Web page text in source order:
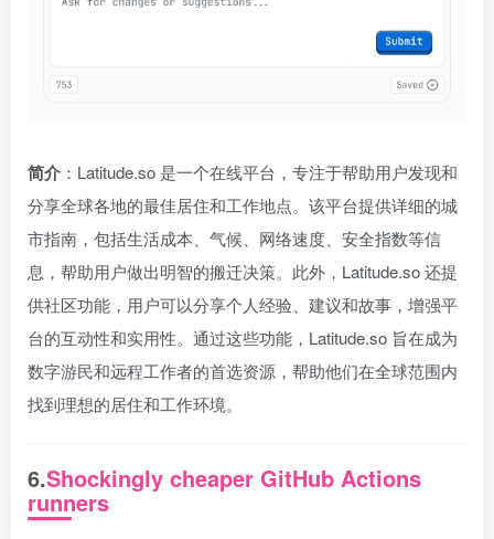
简介 ：Latitude.so 是一个在线平台，专注于帮助用户发现和
分享全球各地的最佳居住和工作地点。该平台提供详细的城
市指南，包括生活成本、气候、网络速度、安全指数等信
息，帮助用户做出明智的搬迁决策。此外，Latitude.so 还提
供社区功能，用户可以分享个人经验、建议和故事，增强平
台的互动性和实用性。通过这些功能，Latitude.so 旨在成为
数字游民和远程工作者的首选资源，帮助他们在全球范围内
找到理想的居住和工作环境。
6.Shockingly cheaper GitHub Actions
runners